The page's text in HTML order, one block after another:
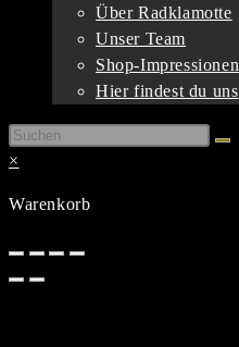
Über Radklamotte
Unser Team
Shop-Impressionen
Hier findest du uns
×
Warenkorb